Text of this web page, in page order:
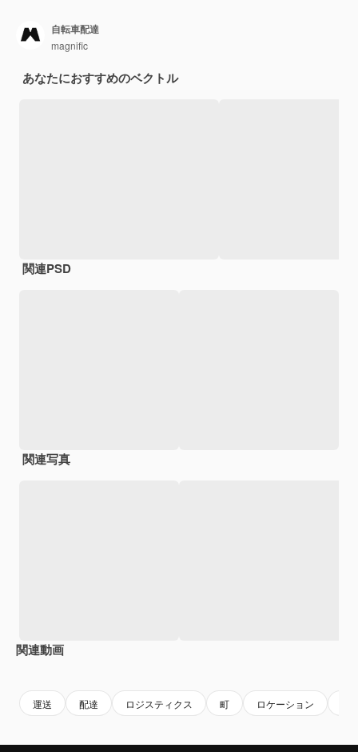
自転車配達
magnific
あなたにおすすめのベクトル
関連PSD
関連写真
関連動画
運送 配達 ロジスティクス 町 ロケーション